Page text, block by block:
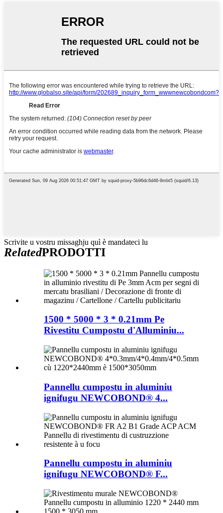
Scrivite u vostru missaghju quì è mandateci lu
RelatedPRODOTTI
1500 * 5000 * 3 * 0.21mm Pe
Rivestitu Cumpostu d'Alluminiu...
Pannellu cumpostu in aluminiu
ignifugu NEWCOBOND® 4...
Pannellu cumpostu in aluminiu
ignifugu NEWCOBOND® F...